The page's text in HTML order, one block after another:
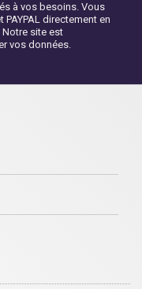
à vos besoins. Vous
PAYPAL directement en
Notre site est
vos données.